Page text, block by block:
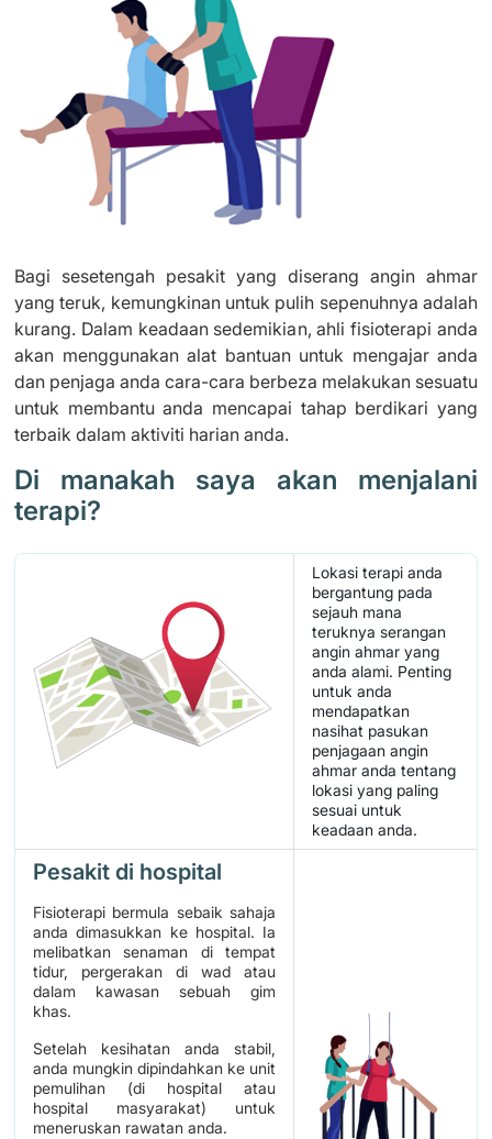
Bagi sesetengah pesakit yang diserang angin ahmar
yang teruk, kemungkinan untuk pulih sepenuhnya adalah
kurang. Dalam keadaan sedemikian, ahli fisioterapi anda
akan menggunakan alat bantuan untuk mengajar anda
dan penjaga anda cara-cara berbeza melakukan sesuatu
untuk membantu anda mencapai tahap berdikari yang
terbaik dalam aktiviti harian anda.
Di manakah saya akan menjalani
terapi?
Lokasi terapi anda
bergantung pada
sejauh mana
teruknya serangan
angin ahmar yang
anda alami. Penting
untuk anda
mendapatkan
nasihat pasukan
penjagaan angin
ahmar anda tentang
lokasi yang paling
sesuai untuk
keadaan anda.
Pesakit di hospital
Fisioterapi bermula sebaik sahaja
anda dimasukkan ke hospital. Ia
melibatkan senaman di tempat
tidur, pergerakan di wad atau
dalam kawasan sebuah gim
khas.
Setelah kesihatan anda stabil,
anda mungkin dipindahkan ke unit
pemulihan (di hospital atau
hospital masyarakat) untuk
meneruskan rawatan anda.